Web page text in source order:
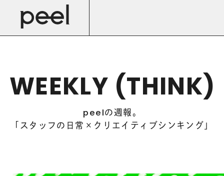
WEEKLY (THINK)
peel の週報。
スタッフの日常×クリエイティブシンキング 」